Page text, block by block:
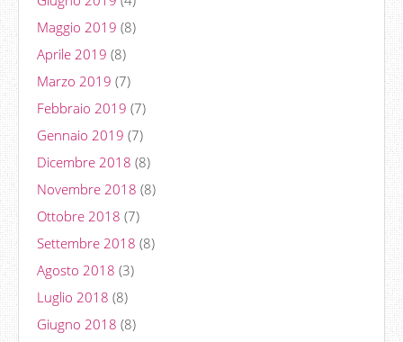
Maggio 2019 (8)
Aprile 2019 (8)
Marzo 2019 (7)
Febbraio 2019 (7)
Gennaio 2019 (7)
Dicembre 2018 (8)
Novembre 2018 (8)
Ottobre 2018 (7)
Settembre 2018 (8)
Agosto 2018 (3)
Luglio 2018 (8)
Giugno 2018 (8)